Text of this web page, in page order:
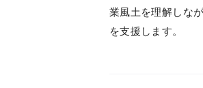
業風土を理解しな
を支援します。